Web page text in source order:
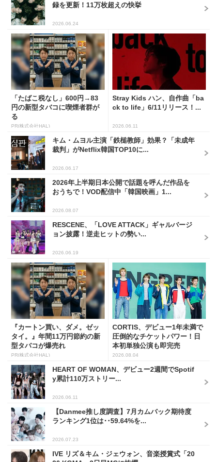
録を更新！11万枚超えの快挙
2026.06.24
「たばこ税なし」600円→83
円の新型タバコに喫煙者群が
る
PR(株式会社HAL)
Stray Kids ハン、自作曲「ba
ck to life」6/11リリース！...
2026.06.11
キム・ムヨル主演「鉄槌教師」効果？「未成年
裁判」がNetflix韓国TOP10に...
2026.06.17
2026年上半期日本公開で話題を呼んだ作品を
おうちで！VOD配信中「韓国映画」1...
2026.08.07
RESCENE、「LOVE ATTACK」ギャルバージ
ョン披露！逆走ヒットの勢い...
2026.06.19
『カートン買い、ダメ。ゼッ
タイ。』年間11万円節約の新
型タバコが爆売れ
PR(株式会社HAL)
CORTIS、デビュー1年未満で
圧倒的なチケットパワー！日
本初単独公演も即完売
2026.08.04
HEART OF WOMAN、デビュー2週間でSpotif
y累計110万ストリー...
2026.06.11
【Danmee推し度調査】7月カムバック期待度
ランキング1位は･･59.64%を...
2026.07.23
IVE リズ＆キム・ジェウォン、音楽授賞式「20